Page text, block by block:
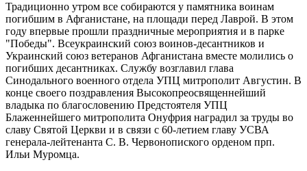
Традиционно утром все собираются у памятника воинам
погибшим в Афганистане, на площади перед Лаврой. В этом
году впервые прошли праздничные мероприятия и в парке
"Победы". Всеукраинский союз воинов-десантников и
Украинский союз ветеранов Афганистана вместе молились о
погибших десантниках. Службу возглавил глава
Синодального военного отдела УПЦ митрополит Августин. В
конце своего поздравления Высокопреосвященнейший
владыка по благословению Предстоятеля УПЦ
Блаженнейшего митрополита Онуфрия наградил за труды во
славу Святой Церкви и в связи с 60-летием главу УСВА
генерала-лейтенанта С. В. Червонопиского орденом прп.
Ильи Муромца.